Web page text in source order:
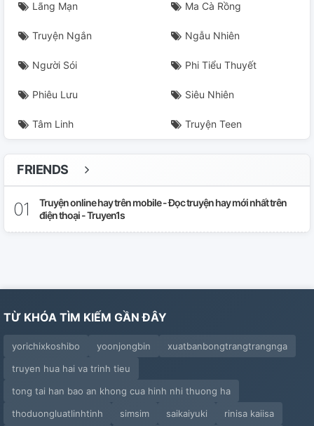
Lãng Mạn Ma Cà Rồng
Truyện Ngắn Ngẫu Nhiên
Người Sói Phi Tiểu Thuyết
Phiêu Lưu Siêu Nhiên
Tâm Linh Truyện Teen
FRIENDS
Truyện online hay trên mobile - Đọc truyện hay mới nhất trên
điện thoại - Truyen1s
TỪ KHÓA TÌM KIẾM GẦN ĐÂY
yorichixkoshibo yoonjongbin
xuatbanbongtrangtrangnga
truyen hua hai va trinh tieu
tong tai han bao an khong cua hinh nhi thuong ha
thoduongluatlinhtinh
simsim saikaiyuki rinisa kaiisa